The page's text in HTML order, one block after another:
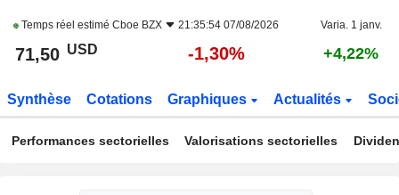
Temps réel estimé Cboe BZX 21:35:54 07/08/2026 Varia. 1 janv.
71,50 USD -1,30% +4,22%
Synthèse Cotations Graphiques Actualités
Performances sectorielles Valorisations sectorielles